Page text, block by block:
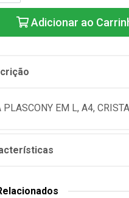
Adicionar ao
PLASCONY EM L, A4,